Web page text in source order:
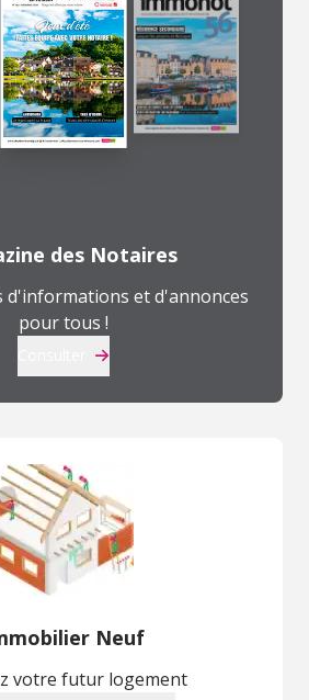
des Notaires
d'informations et d'annonces
pour tous !
Neuf
votre futur logement